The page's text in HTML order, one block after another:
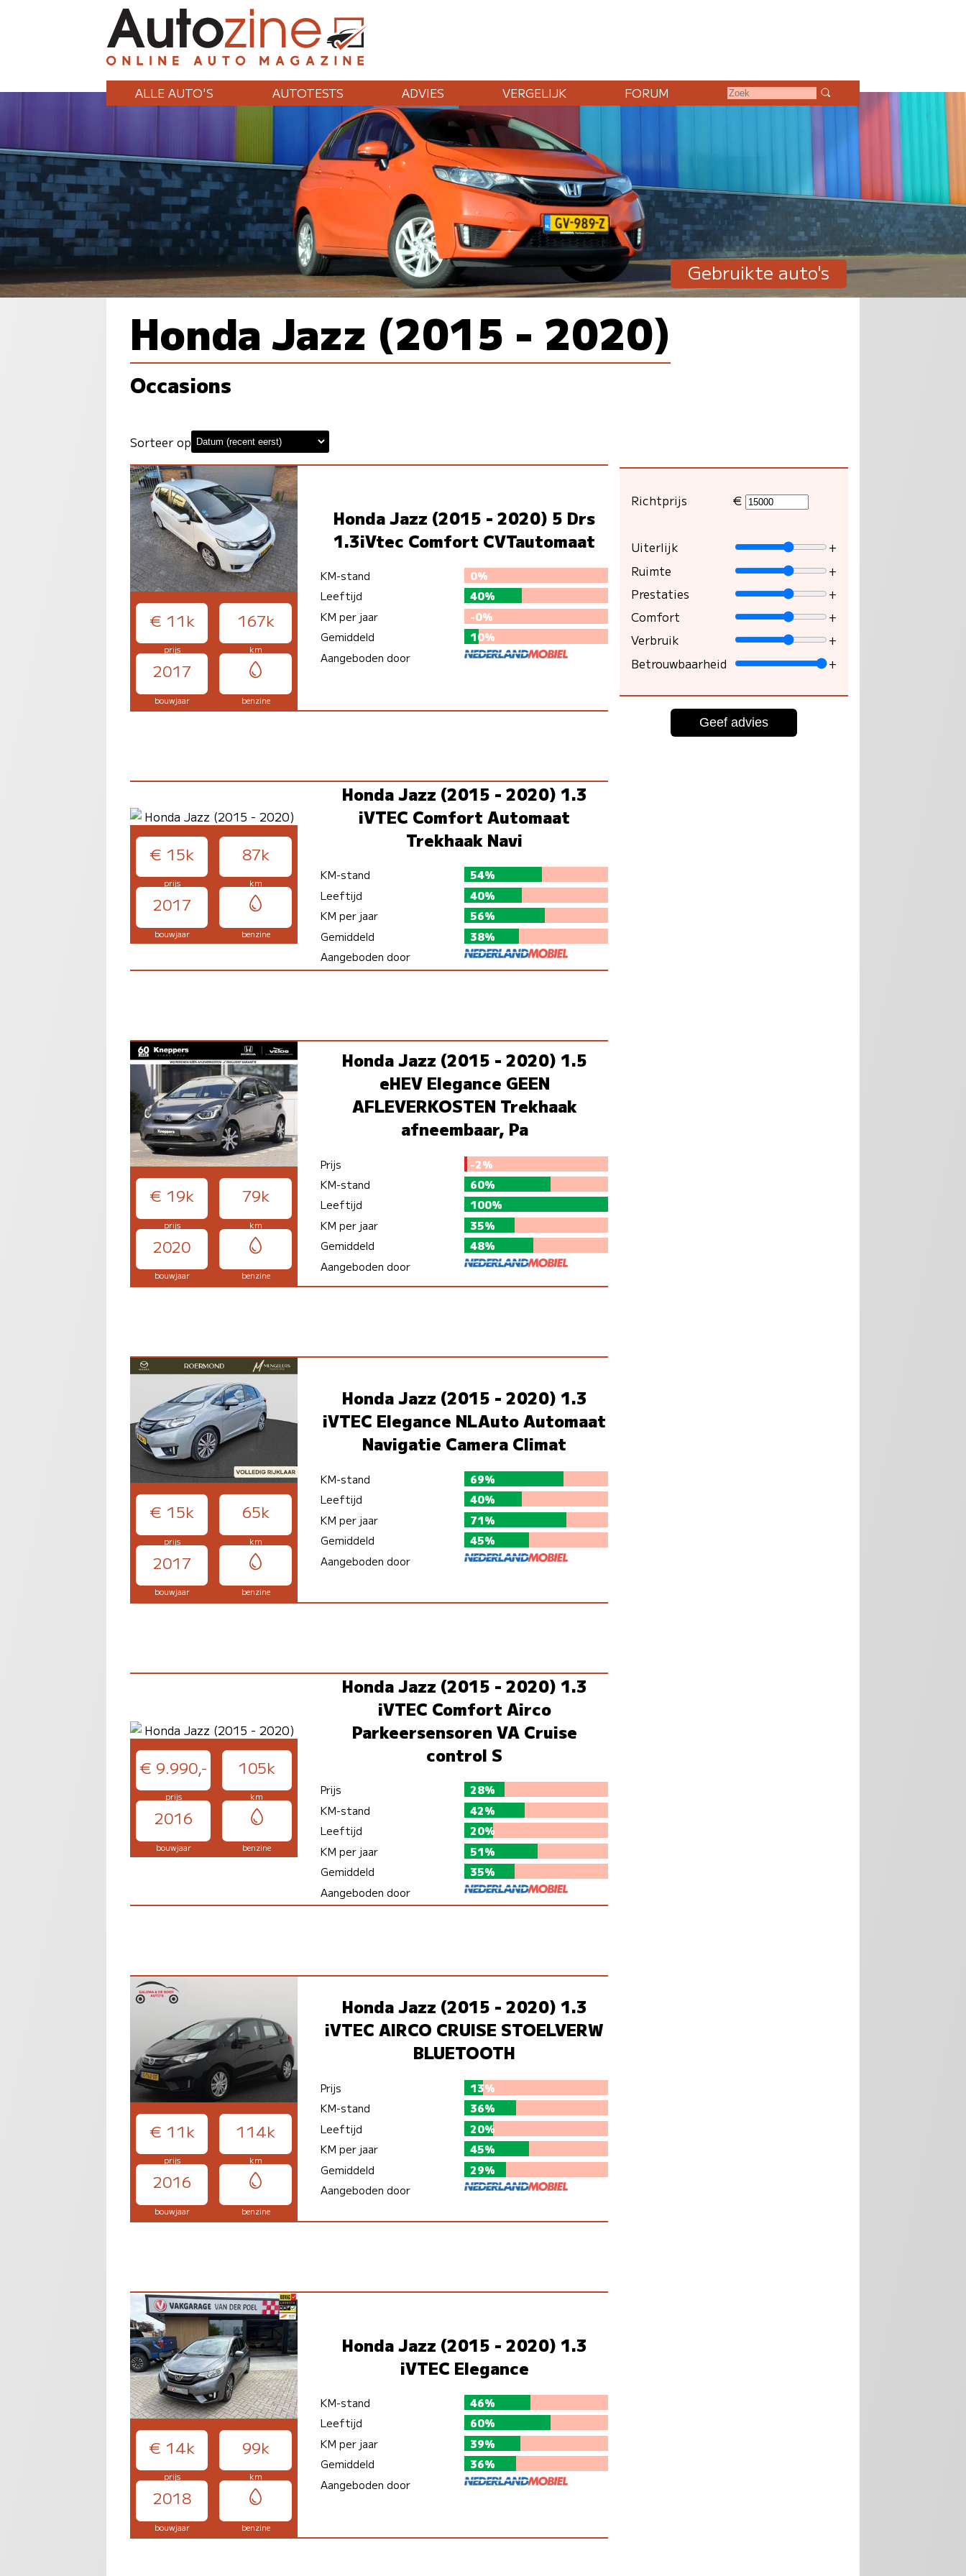
ALLE AUTO'S AUTOTESTS ADVIES VERGELIJK FORUM
Gebruikte auto's
Honda Jazz (2015 - 2020)
Occasions
Sorteer op
€ 11k 167k
prijs km
2017
bouwjaar benzine
Honda Jazz (2015 - 2020) 5 Drs
1.3iVtec Comfort CVTautomaat
KM-stand
0%
Leeftijd
40%
KM per jaar
-0%
Gemiddeld
10%
Aangeboden door
€ 15k 87k
prijs km
2017
bouwjaar benzine
Honda Jazz (2015 - 2020) 1.3
iVTEC Comfort Automaat
Trekhaak Navi
KM-stand
54%
Leeftijd
40%
KM per jaar
56%
Gemiddeld
38%
Aangeboden door
€ 19k 79k
prijs km
2020
bouwjaar benzine
Honda Jazz (2015 - 2020) 1.5
eHEV Elegance GEEN
AFLEVERKOSTEN Trekhaak
afneembaar, Pa
Prijs
-2%
KM-stand
60%
Leeftijd
100%
KM per jaar
35%
Gemiddeld
48%
Aangeboden door
€ 15k 65k
prijs km
2017
bouwjaar benzine
Honda Jazz (2015 - 2020) 1.3
iVTEC Elegance NLAuto Automaat
Navigatie Camera Climat
KM-stand
69%
Leeftijd
40%
KM per jaar
71%
Gemiddeld
45%
Aangeboden door
€ 9.990,- 105k
prijs km
2016
bouwjaar benzine
Honda Jazz (2015 - 2020) 1.3
iVTEC Comfort Airco
Parkeersensoren VA Cruise
control S
Prijs
28%
KM-stand
42%
Leeftijd
20%
KM per jaar
51%
Gemiddeld
35%
Aangeboden door
€ 11k 114k
prijs km
2016
bouwjaar benzine
Honda Jazz (2015 - 2020) 1.3
iVTEC AIRCO CRUISE STOELVERW
BLUETOOTH
Prijs
13%
KM-stand
36%
Leeftijd
20%
KM per jaar
45%
Gemiddeld
29%
Aangeboden door
€ 14k 99k
prijs km
2018
bouwjaar benzine
Honda Jazz (2015 - 2020) 1.3
iVTEC Elegance
KM-stand
46%
Leeftijd
60%
KM per jaar
39%
Gemiddeld
36%
Aangeboden door
Richtprijs €
Uiterlijk
+
Ruimte
+
Prestaties
+
Comfort
+
Verbruik
+
Betrouwbaarheid
+